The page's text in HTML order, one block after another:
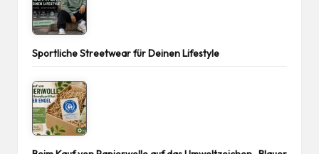
Sportliche Streetwear für Deinen Lifestyle